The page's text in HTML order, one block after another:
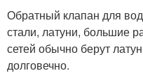
Обратный клапан для
стали, латуни, большие
сетей обычно берут
долговечно.